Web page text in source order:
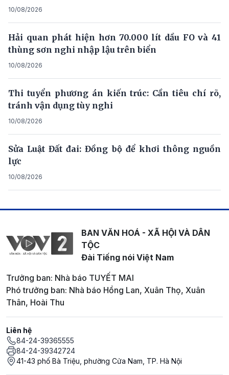
10/08/2026
Hải quan phát hiện hơn 70.000 lít dầu FO và 41
thùng sơn nghi nhập lậu trên biển
10/08/2026
Thi tuyển phương án kiến trúc: Cần tiêu chí rõ,
tránh vận dụng tùy nghi
10/08/2026
Sửa Luật Đất đai: Đồng bộ để khơi thông nguồn
lực
10/08/2026
BAN VĂN HOÁ - XÃ HỘI VÀ DÂN
TỘC
Đài Tiếng nói Việt Nam
Trưởng ban: Nhà báo TUYẾT MAI
Phó trưởng ban: Nhà báo Hồng Lan, Xuân Thọ, Xuân
Thân, Hoài Thu
Liên hệ
84-24-39365555
84-24-39342724
41-43 phố Bà Triệu, phường Cửa Nam, TP. Hà Nội